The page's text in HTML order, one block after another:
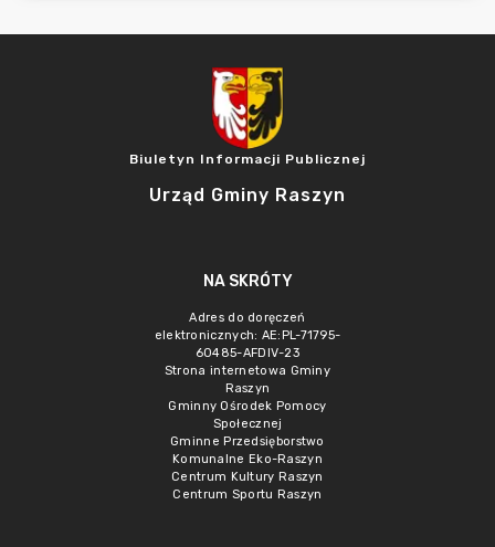
Biuletyn Informacji Publicznej
Urząd Gminy Raszyn
NA SKRÓTY
Adres do doręczeń
elektronicznych: AE:PL-71795-
60485-AFDIV-23
Strona internetowa Gminy
Raszyn
Gminny Ośrodek Pomocy
Społecznej
Gminne Przedsięborstwo
Komunalne Eko-Raszyn
Centrum Kultury Raszyn
Centrum Sportu Raszyn